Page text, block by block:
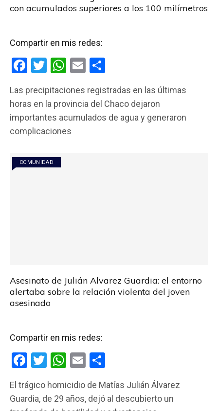
con acumulados superiores a los 100 milímetros
Compartir en mis redes:
F
ce
b
o
k
T
tt
er
W
at
s
A
E
ail m
p
Las precipitaciones registradas en las últimas
horas en la provincia del Chaco dejaron
importantes acumulados de agua y generaron
complicaciones
COMUNIDAD
Asesinato de Julián Alvarez Guardia: el entorno
alertaba sobre la relación violenta del joven
asesinado
Compartir en mis redes:
F
ce
b
T
tt
er
W
at
s
E
ail m
p
El trágico homicidio de Matías Julián Álvarez
Guardia, de 29 años, dejó al descubierto un